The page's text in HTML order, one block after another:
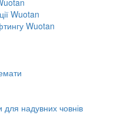
Wuotan
Wuotan
для надувних човнів